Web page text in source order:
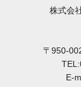
株式会
〒950-
E-